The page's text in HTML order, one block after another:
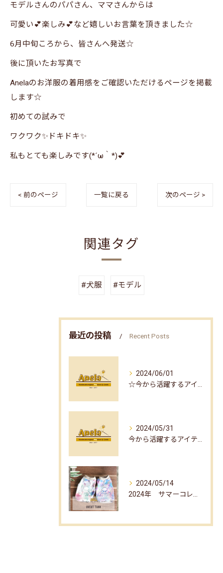
モデルさんのパパさん、ママさんからは
可愛い💕楽しみ💕など嬉しいお言葉を頂きました☆
6月中旬ころから、皆さんへ発送☆
後に頂いたお写真で
Anelaのお洋服の着用感をご確認いただけるページを掲載
します☆
初めての試みで
ワクワク✨ドキドキ✨
私もとても楽しみです(*´ω｀*)💕
< 前のページ 一覧に戻る 次のページ >
関連タグ
#犬服 #モデル
最近の投稿 Recent Posts
2024/06/01
2024/05/31
2024/05/14